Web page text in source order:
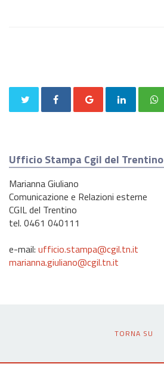
Ufficio Stampa Cgil del Trentino
Marianna Giuliano
Comunicazione e Relazioni esterne
CGIL del Trentino
tel. 0461 040111
e-mail: ufficio.stampa@cgil.tn.it
marianna.giuliano@cgil.tn.it
TORNA SU